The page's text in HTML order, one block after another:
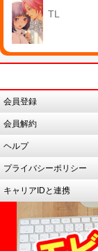
TL
会員登録
会員解約
ヘルプ
プライバシーポリシー
キャリアIDと連携